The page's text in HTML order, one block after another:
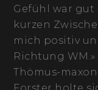
Gefühl war gut
kurzen
mich positiv
Richtung
Thömus-
Forster holte